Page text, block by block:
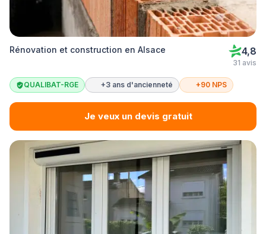
Rénovation et construction en Alsace 4,8
31 avis
QUALIBAT-RGE +3 ans d'ancienneté +90 NPS
Je veux un devis gratuit